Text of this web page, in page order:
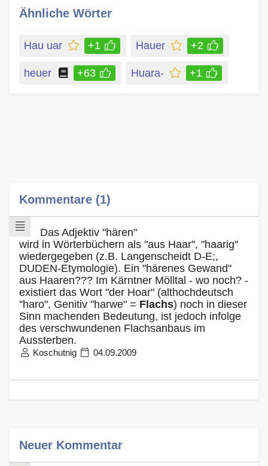
Ähnliche Wörter
Hau uar +1 Hauer +2
heuer +63 Huara- +1
Kommentare (1)
Das Adjektiv "hären"
wird in Wörterbüchern als "aus Haar", "haarig"
wiedergegeben (z.B. Langenscheidt D-E;,
DUDEN-Etymologie). Ein "härenes Gewand"
aus Haaren??? Im Kärntner Mölltal - wo noch? -
existiert das Wort "der Hoar" (althochdeutsch
"haro", Genitiv "harwe" = Flachs) noch in dieser
Sinn machenden Bedeutung, ist jedoch infolge
des verschwundenen Flachsanbaus im
Aussterben.
Koschutnig 04.09.2009
Neuer Kommentar